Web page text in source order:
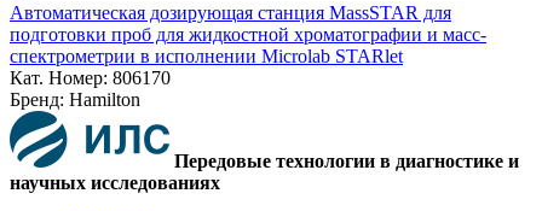
Автоматическая дозирующая станция MassSTAR для
подготовки проб для жидкостной хроматографии и масс-
спектрометрии в исполнении Microlab STARlet
Кат. Номер: 806170
Бренд: Hamilton
Передовые технологии в диагностике и
научных исследованиях